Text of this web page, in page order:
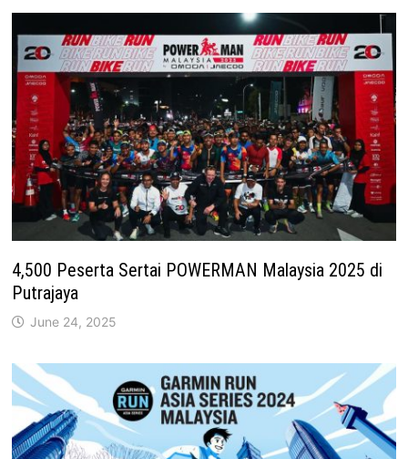
4,500 Peserta Sertai POWERMAN Malaysia 2025 di
Putrajaya
June 24, 2025